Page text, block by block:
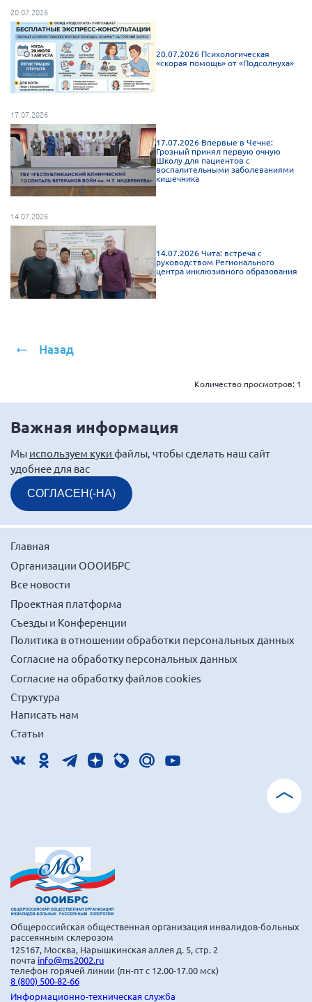
Челябинская область
Ярославская область
20.07.2026
20.07.2026 Психологическая
«скорая помощь» от «Подсолнуха»
17.07.2026
17.07.2026 Впервые в Чечне:
Грозный принял первую очную
Школу для пациентов с
воспалительными заболеваниями
кишечника
14.07.2026
14.07.2026 Чита: встреча с
руководством Регионального
центра инклюзивного образования
Назад
Количество просмотров: 1
Важная информация
Мы используем куки файлы, чтобы сделать наш сайт
удобнее для вас
СОГЛАСЕН(-НА)
Главная
Организации ОООИБРС
Все новости
Проектная платформа
Съезды и Конференции
Политика в отношении обработки персональных данных
Согласие на обработку персональных данных
Согласие на обработку файлов cookies
Структура
Написать нам
Статьи
Общероссийская общественная организация инвалидов-больных
рассеянным склерозом
125167, Москва, Нарышкинская аллея д. 5, стр. 2
почта info@ms2002.ru
телефон горячей линии (пн-пт с 12.00-17.00 мск)
8 (800) 500-82-66
Информационно-техническая служба